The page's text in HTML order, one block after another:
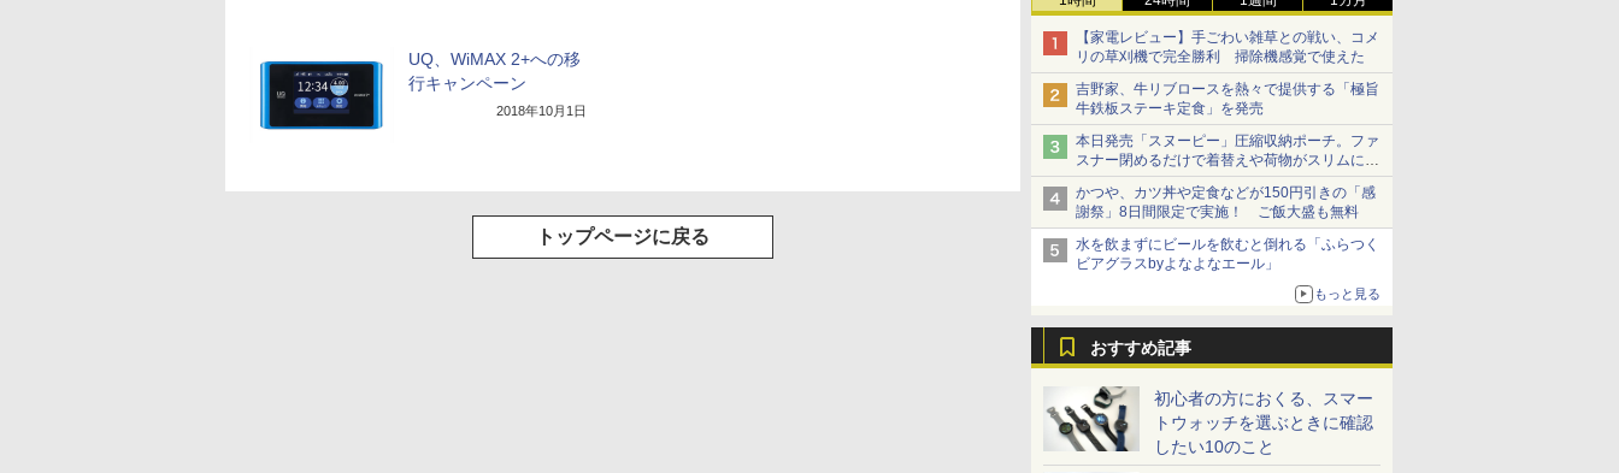
【家電レビュー】手ごわい雑草との戦い、コメ
リの草刈機で完全勝利 掃除機感覚で使えた
吉野家、牛リブロースを熱々で提供する「極旨
牛鉄板ステーキ定食」を発売
本日発売「スヌーピー」圧縮収納ポーチ。ファ
スナー閉めるだけで着替えや荷物がスリムにま
とまる
かつや、カツ丼や定食などが150円引きの「感
謝祭」8日間限定で実施！ ご飯大盛も無料
水を飲まずにビールを飲むと倒れる「ふらつく
ビアグラスbyよなよなエール」
もっと見る
おすすめ記事
初心者の方におくる、スマー
トウォッチを選ぶときに確認
したい10のこと
UQ、WiMAX 2+への移
行キャンペーン
2018年10月1日
トップページに戻る